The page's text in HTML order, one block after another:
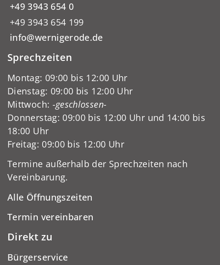
+49 3943 654 0
+49 3943 654 199
info@wernigerode.de
Sprechzeiten
Montag: 09:00 bis 12:00 Uhr
Dienstag: 09:00 bis 12:00 Uhr
Mittwoch: -geschlossen-
Donnerstag: 09:00 bis 12:00 Uhr und 14:00 bis
18:00 Uhr
Freitag: 09:00 bis 12:00 Uhr
Termine außerhalb der Sprechzeiten nach
Vereinbarung.
Alle Öffnungszeiten
Termin vereinbaren
Direkt zu
Bürgerservice